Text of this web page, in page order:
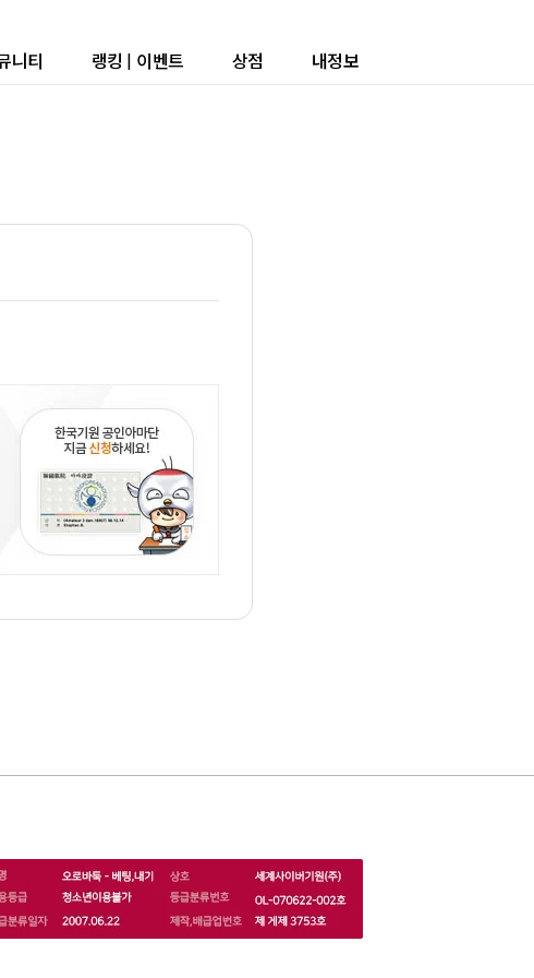
니티 랭킹 | 이벤트 상점 내정보